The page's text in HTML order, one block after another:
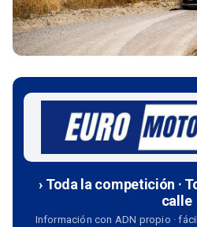
› Toda la competición ·
calle
Información con ADN propio ·